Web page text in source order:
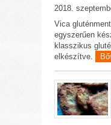
2018.
Vica
egyszerűen
klasszikus
elkészítve.